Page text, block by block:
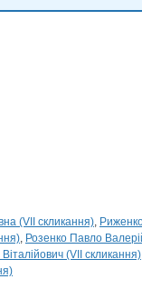
(VII скликання)
Розенко Павло
(VII скликання)